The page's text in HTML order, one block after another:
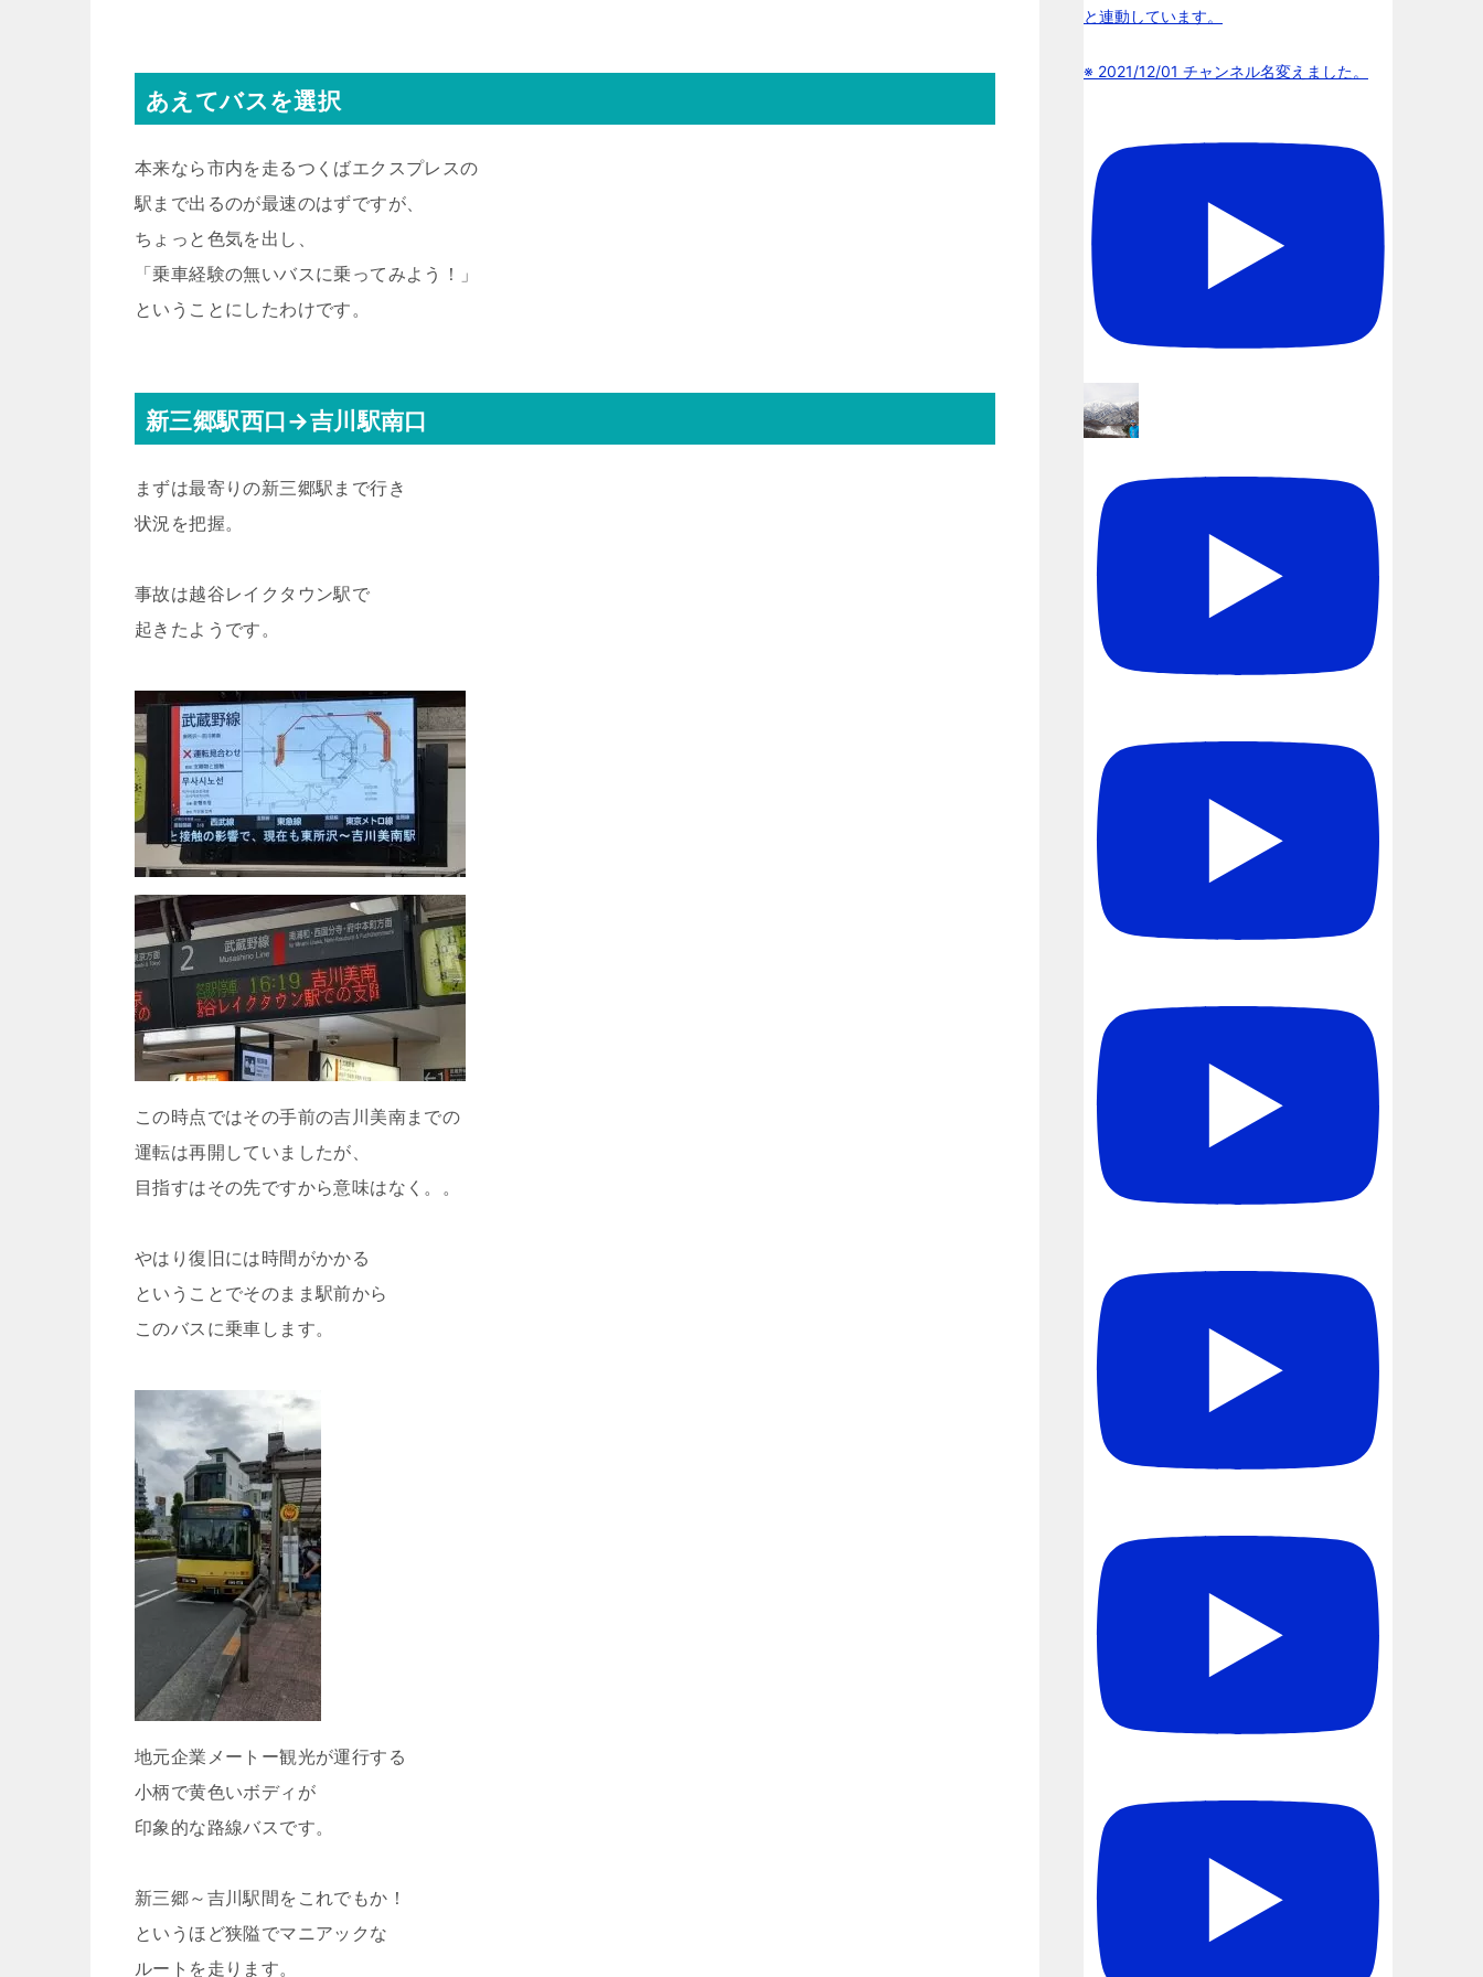
あえてバスを選択
本来なら市内を走るつくばエクスプレスの
駅まで出るのが最速のはずですが、
ちょっと色気を出し、
「乗車経験の無いバスに乗ってみよう！」
ということにしたわけです。
新三郷駅西口→吉川駅南口
まずは最寄りの新三郷駅まで行き
状況を把握。
事故は越谷レイクタウン駅で
起きたようです。
この時点ではその手前の吉川美南までの
運転は再開していましたが、
目指すはその先ですから意味はなく。。
やはり復旧には時間がかかる
ということでそのまま駅前から
このバスに乗車します。
地元企業メートー観光が運行する
小柄で黄色いボディが
印象的な路線バスです。
新三郷～吉川駅間をこれでもか！
というほど狭隘でマニアックな
ルートを走ります。
と連動しています。
※ 2021/12/01 チャンネル名変えました。